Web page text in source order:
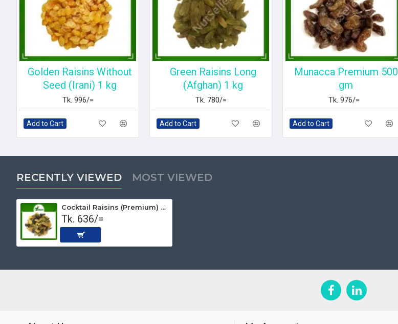
Golden Raisins Without
Seed (Irani) 1 kg
Tk. 996/=
Add to Cart
Green Raisins Long
(Afghan) 1 kg
Tk. 780/=
Add to Cart
Munacca Premium 500
gm
Tk. 976/=
Add to Cart
RECENTLY VIEWED MOST VIEWED
Cocktail Raisins (Premium) 500 gm
Tk. 636/=